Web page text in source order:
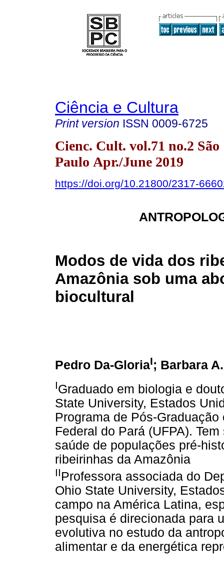
Ciência e Cultura
Print version ISSN 0009-6725
Cienc. Cult. vol.71 no.2 São
Paulo Apr./June 2019
https://doi.org/10.21800/2317-
Modos de vida dos
Amazônia sob uma
biocultural
Pedro Da-GloriaI; Barbara
IGraduado em biologia e
State University, Estados
Programa de Pós-
Federal do Pará (UFPA).
saúde de populações pré-
ribeirinhas da Amazônia
IIProfessora associada do
Ohio State University,
campo na América Latina,
pesquisa é direcionada para
evolutiva no estudo da
alimentar e da energética